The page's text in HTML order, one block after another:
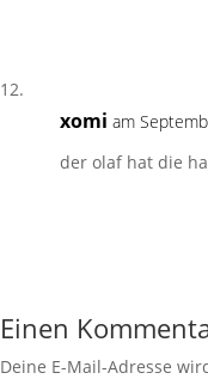
xomi am
der olaf hat die
Einen
Deine E-Mail-Adresse